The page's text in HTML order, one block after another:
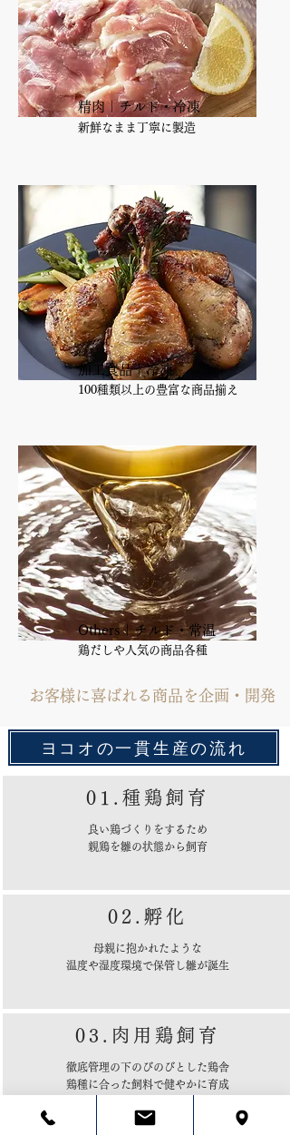
お客様に喜ばれる商品を企画・開発
​精肉｜チルド・冷凍
新鮮なまま丁寧に製造
​加工食品｜冷凍
100種類以上の豊富な商品揃え
Others｜チルド・常温
​鶏だしや人気の商品各種
ヨコオの一貫生産の流れ
01.​種鶏飼育
良い鶏づくりをするため
親鶏を雛の状態から飼育
02.孵化
母親に抱かれたような
温度や湿度環境で保管し雛が誕生
03.肉用鶏飼育
徹底管理の下のびのびとした鶏舎
​鶏種に合った飼料で健やかに育成